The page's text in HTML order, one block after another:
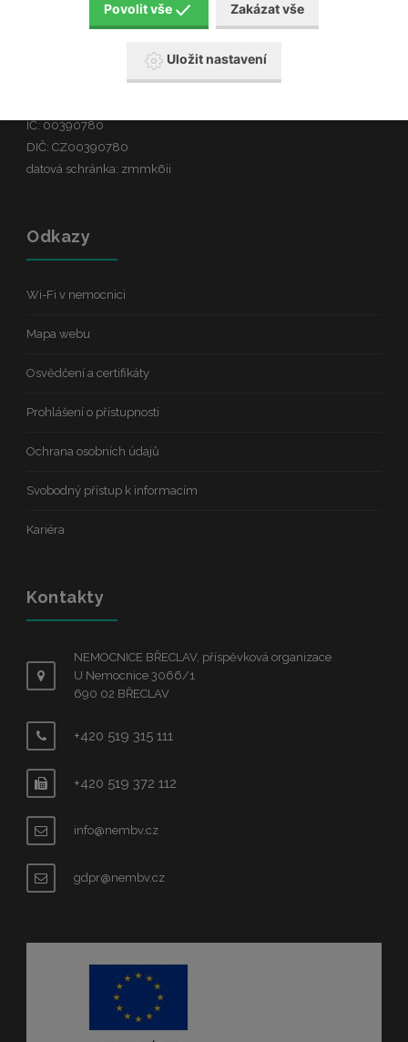
Nemocnice Břeclav je příspěvkovou organizací
IČ: 00390780
DIČ: CZ00390780
datová schránka: zmmk6ii
Odkazy
Wi-Fi v nemocnici
Mapa webu
Osvědčení a certifikáty
Prohlášení o přístupnosti
Ochrana osobních údajů
Svobodný přístup k informacím
Kariéra
Kontakty
NEMOCNICE BŘECLAV, příspěvková organizace
U Nemocnice 3066/1
690 02 BŘECLAV
+420 519 315 111
+420 519 372 112
info@nembv.cz
gdpr@nembv.cz
Povolit vše Zakázat vše
Uložit nastavení